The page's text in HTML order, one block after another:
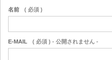
名前 ( 必須 )
E-MAIL ( 必須 ) - 公開されません -